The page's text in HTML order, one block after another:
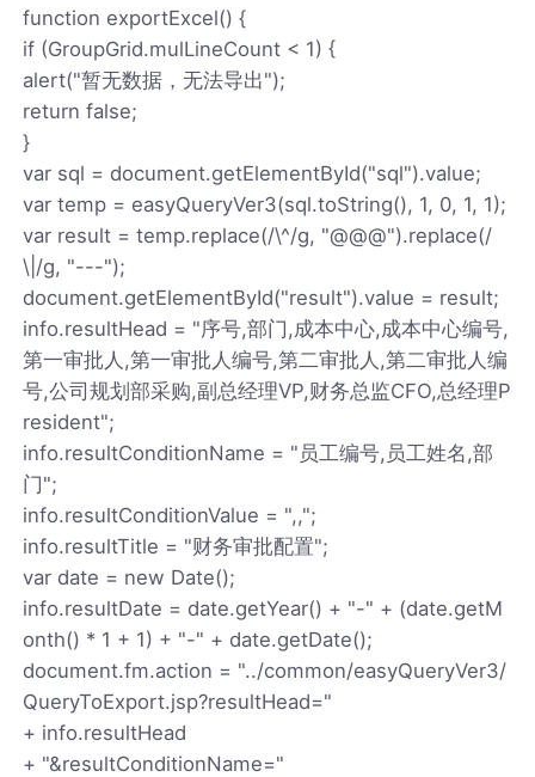
function exportExcel() {
if (GroupGrid.mulLineCount < 1) {
alert("暂无数据，无法导出");
return false;
}
var sql = document.getElementById("sql").value;
var temp = easyQueryVer3(sql.toString(), 1, 0, 1, 1);
var result = temp.replace(/\^/g, "@@@").replace(/
\|/g, "---");
document.getElementById("result").value = result;
info.resultHead = "序号,部门,成本中心,成本中心编号,
第一审批人,第一审批人编号,第二审批人,第二审批人编
号,公司规划部采购,副总经理VP,财务总监CFO,总经理P
resident";
info.resultConditionName = "员工编号,员工姓名,部
门";
info.resultConditionValue = ",,";
info.resultTitle = "财务审批配置";
var date = new Date();
info.resultDate = date.getYear() + "-" + (date.getM
onth() * 1 + 1) + "-" + date.getDate();
document.fm.action = "../common/easyQueryVer3/
QueryToExport.jsp?resultHead="
+ info.resultHead
+ "&resultConditionName="